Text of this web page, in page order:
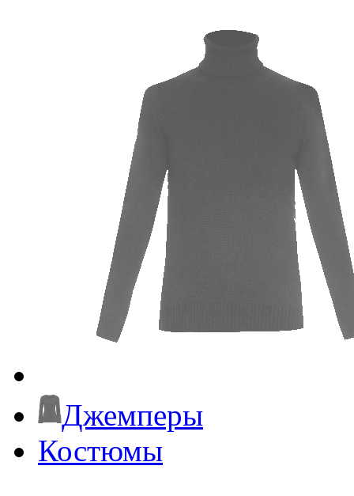
Джемперы
Костюмы